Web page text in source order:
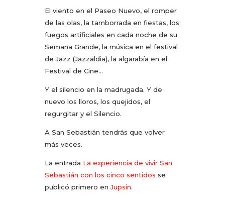
El viento en el Paseo Nuevo, el romper
de las olas, la tamborrada en fiestas, los
fuegos artificiales en cada noche de su
Semana Grande, la música en el festival
de Jazz (Jazzaldia), la algarabía en el
Festival de Cine…
Y el silencio en la madrugada. Y de
nuevo los lloros, los quejidos, el
regurgitar y el Silencio.
A San Sebastián tendrás que volver
más veces.
La entrada La experiencia de vivir San
Sebastián con los cinco sentidos se
publicó primero enJupsin.